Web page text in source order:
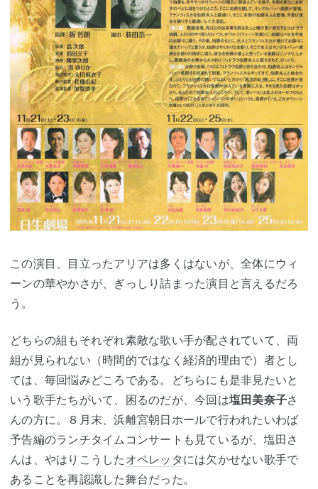
この演目、目立ったアリアは多くはないが、全体にウィ
ーンの華やかさが、ぎっしり詰まった演目と言えるだろ
う。
どちらの組もそれぞれ素敵な歌い手が配されていて、両
組が見られない（時間的ではなく経済的理由で）者とし
ては、毎回悩みどころである。どちらにも是非見たいと
いう歌手たちがいて、困るのだが、今回は塩田美奈子さ
んの方に。８月末、浜離宮朝日ホールで行われたいわば
予告編のランチタイムコンサートも見ているが、塩田さ
んは、やはりこうした オペレッタ には欠かせない歌手で
あることを再認識した舞台だった。